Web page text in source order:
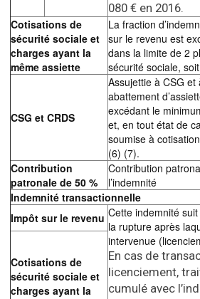
080 € en 2016.
Cotisations de
sécurité sociale et
charges ayant la
même assiette
La fraction
sur le revenu est
dans la limite de 2
sécurité sociale,
CSG et CRDS
Assujettie à CSG et
abattement
excédant le
et, en tout état de
soumise à
(6) (7).
Contribution
patronale de 50 %
Contribution
l’indemnité
Indemnité transactionnelle
Impôt sur le revenu Cette indemnité
la rupture après
intervenue
En cas de
licenciement,
cumulé avec
Cotisations de
sécurité sociale et
charges ayant la